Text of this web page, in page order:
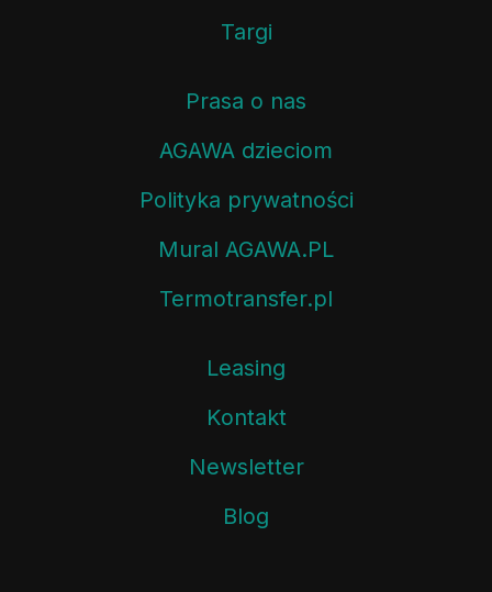
Targi
Prasa o nas
AGAWA dzieciom
Polityka prywatności
Mural AGAWA.PL
Termotransfer.pl
Leasing
Kontakt
Newsletter
Blog